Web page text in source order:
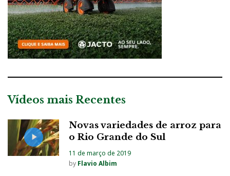
Vídeos mais Recentes
Novas variedades de arroz para
o Rio Grande do Sul
11 de março de 2019
by Flavio Albim